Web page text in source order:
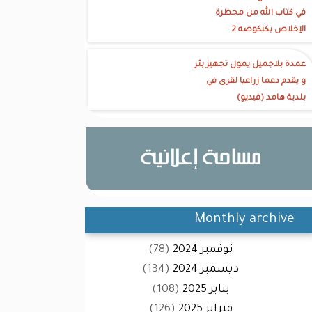
في كتاب الله من محظرة
الإخلاص بكنكوصه 2
عمدة بلاجميل يمول تجهيز بئر
و يقدم دعما زراعيا لقرى في
بلدية هامد (فيديو)
Monthly archive
نوفمبر 2024
(78)
ديسمبر 2024
(134)
يناير 2025
(108)